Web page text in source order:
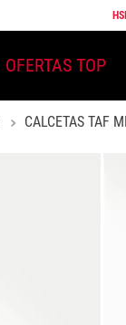
OFERTAS TOP
CALCETAS TAF